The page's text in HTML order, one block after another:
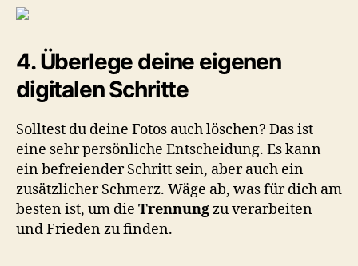
4. Überlege deine eigenen
digitalen Schritte
Solltest du deine Fotos auch löschen? Das ist
eine sehr persönliche Entscheidung. Es kann
ein befreiender Schritt sein, aber auch ein
zusätzlicher Schmerz. Wäge ab, was für dich am
besten ist, um die Trennungzu verarbeiten
und Frieden zu finden.